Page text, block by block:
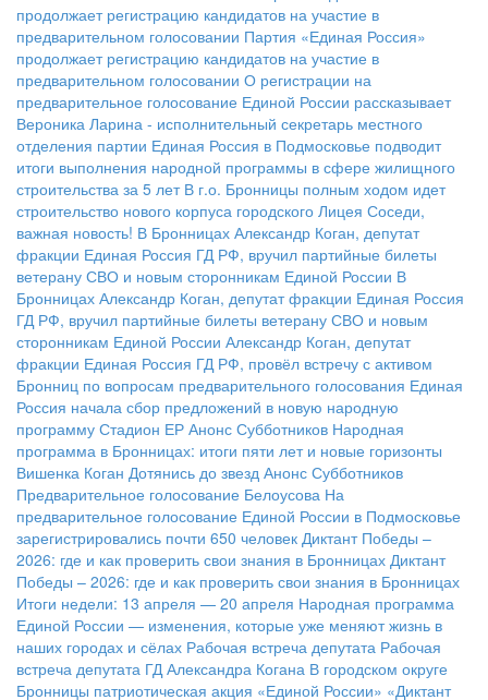
продолжает регистрацию кандидатов на участие в
предварительном голосовании Партия «Единая Россия»
продолжает регистрацию кандидатов на участие в
предварительном голосовании О регистрации на
предварительное голосование Единой России рассказывает
Вероника Ларина - исполнительный секретарь местного
отделения партии Единая Россия в Подмосковье подводит
итоги выполнения народной программы в сфере жилищного
строительства за 5 лет В г.о. Бронницы полным ходом идет
строительство нового корпуса городского Лицея Соседи,
важная новость! В Бронницах Александр Коган, депутат
фракции Единая Россия ГД РФ, вручил партийные билеты
ветерану СВО и новым сторонникам Единой России В
Бронницах Александр Коган, депутат фракции Единая Россия
ГД РФ, вручил партийные билеты ветерану СВО и новым
сторонникам Единой России Александр Коган, депутат
фракции Единая Россия ГД РФ, провёл встречу с активом
Бронниц по вопросам предварительного голосования Единая
Россия начала сбор предложений в новую народную
программу Стадион ЕР Анонс Субботников Народная
программа в Бронницах: итоги пяти лет и новые горизонты
Вишенка Коган Дотянись до звезд Анонс Субботников
Предварительное голосование Белоусова На
предварительное голосование Единой России в Подмосковье
зарегистрировались почти 650 человек Диктант Победы –
2026: где и как проверить свои знания в Бронницах Диктант
Победы – 2026: где и как проверить свои знания в Бронницах
Итоги недели: 13 апреля — 20 апреля Народная программа
Единой России — изменения, которые уже меняют жизнь в
наших городах и сёлах Рабочая встреча депутата Рабочая
встреча депутата ГД Александра Когана В городском округе
Бронницы патриотическая акция «Единой России» «Диктант